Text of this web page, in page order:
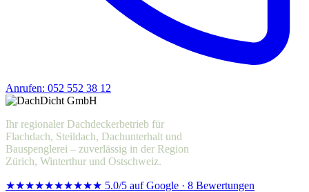
Anrufen: 052 552 38 12
Ihr regionaler Dachdeckerbetrieb für
Flachdach, Steildach, Dachunterhalt und
Bauspenglerei – zuverlässig in der Region
Zürich, Winterthur und Ostschweiz.
★★★★★★★★★★ 5.0/5 auf Google · 8 Bewertungen